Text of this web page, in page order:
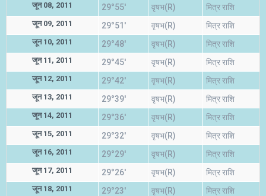
जून 08, 2011 29°55' वृषभ(R) मित्र राशि
जून 09, 2011 29°51' वृषभ(R) मित्र राशि
जून 10, 2011 29°48' वृषभ(R) मित्र राशि
जून 11, 2011 29°45' वृषभ(R) मित्र राशि
जून 12, 2011 29°42' वृषभ(R) मित्र राशि
जून 13, 2011 29°39' वृषभ(R) मित्र राशि
जून 14, 2011 29°36' वृषभ(R) मित्र राशि
जून 15, 2011 29°32' वृषभ(R) मित्र राशि
जून 16, 2011 29°29' वृषभ(R) मित्र राशि
जून 17, 2011 29°26' वृषभ(R) मित्र राशि
जून 18, 2011 29°23' वृषभ(R) मित्र राशि